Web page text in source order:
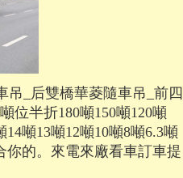
_后雙橋華菱隨車吊_前四
位半折180噸150噸120噸
噸13噸12噸10噸8噸6.3噸
你的。來電來廠看車訂車提